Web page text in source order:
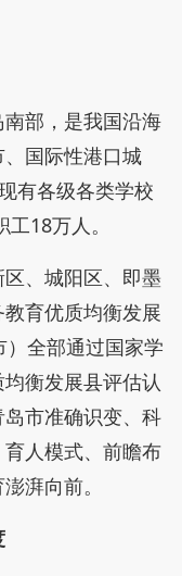
部，是我国沿海
国际性港口城
有各级各类学校
18万人。
、城阳区、即墨
育优质均衡发展
全部通过国家学
衡发展县评估认
市准确识变、科
人模式、前瞻布
湃向前。